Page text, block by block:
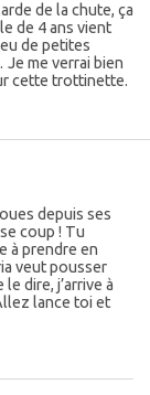
de la chute, ça
de 4 ans vient
de petites
me verrai bien
cette trottinette.
depuis ses
coup ! Tu
à prendre en
veut pousser
dire, j’arrive à
lance toi et